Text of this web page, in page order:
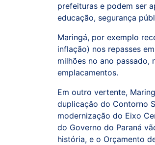
prefeituras e podem ser
educação, segurança
Maringá, por exemplo
inflação) nos repasses
milhões no ano passado,
emplacamentos.
Em outro vertente,
duplicação do Contorno
modernização do Eixo
do Governo do Paraná
história, e o Orçamento